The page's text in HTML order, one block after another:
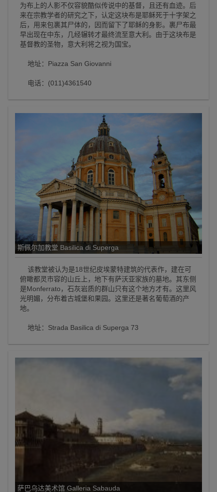
为布上的人影不仅容貌酷似传说中的基督，且还有血迹。后
来在宗教学者的研究之下，认定这块布是耶稣死于十字架之
后，用来包裹其尸体的，因而留下了耶稣的身影。裹尸布最
早出现在中东，几经辗转才最终流至意大利。由于这块布是
基督教的圣物，意大利将之视为国宝。
地址：Piazza San Giovanni
电话：(011)4361540
斯佩尔加教堂 Basilica di Superga
该教堂被认为是18世纪皮埃蒙特建筑的代表作，建在可
俯瞰都灵市容的山丘上，地下有萨沃亚家族的墓地。其东侧
是Monferrato，石灰岩质的群山只有这个地方才有。这里风
光明媚，分布着古城堡和果园。这里还是著名葡萄酒的产
地。
地址：Strada Basilica di Superga 73
萨巴乌达美术馆 Galleria Sabauda